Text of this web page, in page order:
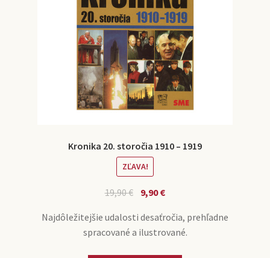
Kronika 20. storočia 1910 – 1919
ZĽAVA!
19,90€ 9,90€
Najdôležitejšie udalosti desaťročia, prehľadne
spracované a ilustrované.